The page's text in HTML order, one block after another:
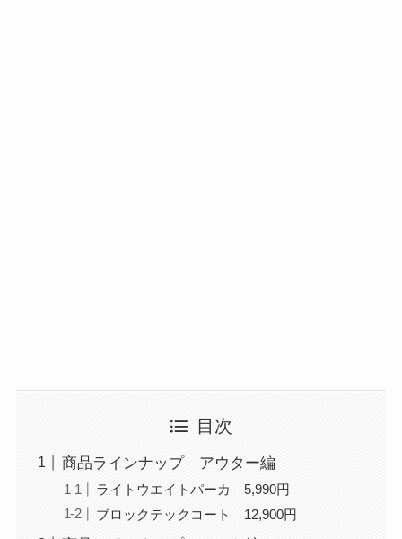
目次
商品ラインナップ アウター編
ライトウエイトパーカ 5,990円
ブロックテックコート 12,900円